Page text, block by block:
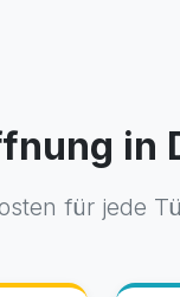
in
für jede